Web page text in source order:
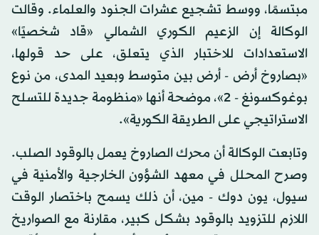
مبتسمًا، ووسط تشجيع عشرات الجنود والعلماء. وقالت
الوكالة إن الزعيم الكوري الشمالي «قاد شخصيًا»
الاستعدادات للاختبار الذي يتعلق، على حد قولها،
«بصاروخ أرض - أرض بين متوسط وبعيد المدى، من نوع
بوغوكسونغ - 2»، موضحة أنها «منظومة جديدة للتسلح
الاستراتيجي على الطريقة الكورية».
وتابعت الوكالة أن محرك الصاروخ يعمل بالوقود الصلب.
وصرح المحلل في معهد الشؤون الخارجية والأمنية في
سيول، يون دوك - مين، أن ذلك يسمح باختصار الوقت
اللازم للتزويد بالوقود بشكل كبير، مقارنة مع الصواريخ